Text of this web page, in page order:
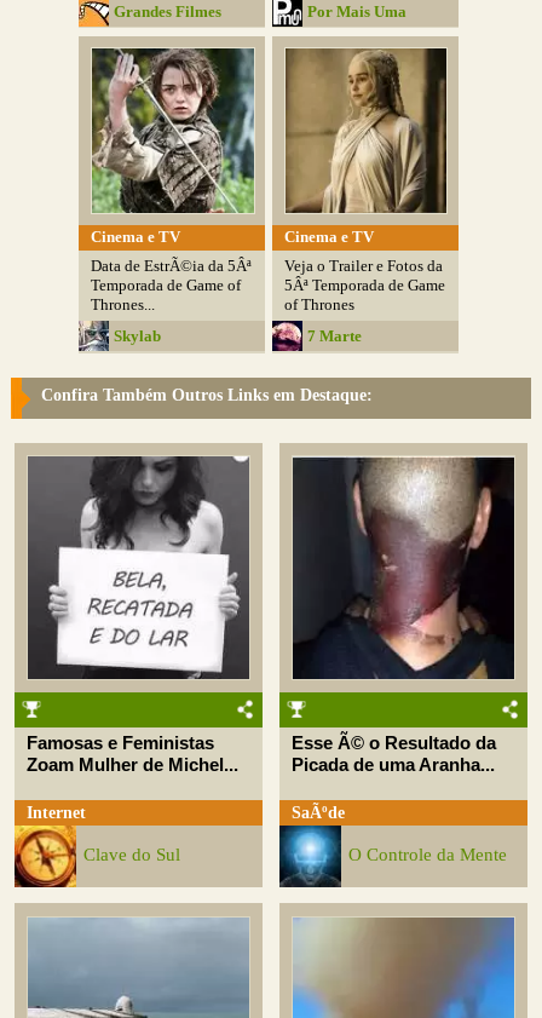
Grandes Filmes
Por Mais Uma
Cinema e TV
Data de EstrÃ©ia da 5Âª
Temporada de Game of
Thrones...
Skylab
Cinema e TV
Veja o Trailer e Fotos da
5Âª Temporada de Game
of Thrones
7 Marte
Confira Também Outros Links em Destaque:
Famosas e Feministas
Zoam Mulher de Michel...
Internet
Clave do Sul
Esse Ã© o Resultado da
Picada de uma Aranha...
SaÃºde
O Controle da Mente